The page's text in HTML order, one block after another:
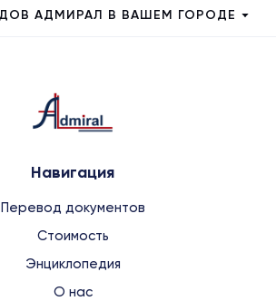
БЮРО ПЕРЕВОДОВ АДМИРАЛ В ВАШЕМ ГОРОДЕ
Навигация
Перевод документов
Стоимость
Энциклопедия
О нас